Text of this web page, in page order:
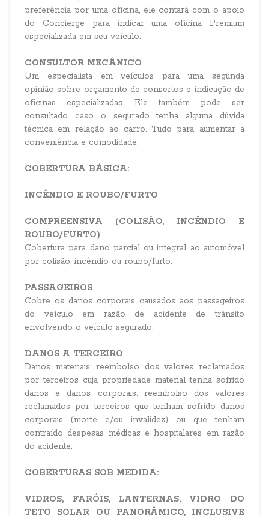
preferência por uma oficina, ele contará com o apoio
do Concierge para indicar uma oficina Premium
especializada em seu veículo.
CONSULTOR MECÂNICO
Um especialista em veículos para uma segunda
opinião sobre orçamento de consertos e indicação de
oficinas especializadas. Ele também pode ser
consultado caso o segurado tenha alguma dúvida
técnica em relação ao carro. Tudo para aumentar a
conveniência e comodidade.
COBERTURA BÁSICA:
INCÊNDIO E ROUBO/FURTO
COMPREENSIVA (COLISÃO, INCÊNDIO E
ROUBO/FURTO)
Cobertura para dano parcial ou integral ao automóvel
por colisão, incêndio ou roubo/furto.
PASSAGEIROS
Cobre os danos corporais causados aos passageiros
do veículo em razão de acidente de trânsito
envolvendo o veículo segurado.
DANOS A TERCEIRO
Danos materiais: reembolso dos valores reclamados
por terceiros cuja propriedade material tenha sofrido
danos e danos corporais: reembolso dos valores
reclamados por terceiros que tenham sofrido danos
corporais (morte e/ou invalidez) ou que tenham
contraído despesas médicas e hospitalares em razão
do acidente.
COBERTURAS SOB MEDIDA:
VIDROS, FARÓIS, LANTERNAS, VIDRO DO
TETO SOLAR OU PANORÂMICO, INCLUSIVE